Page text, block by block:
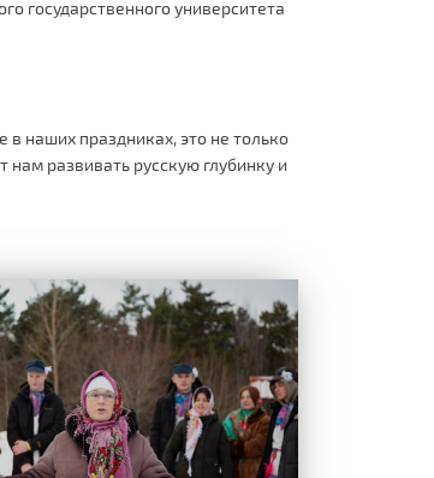
государственного университета
в наших праздниках, это не только
развивать русскую глубинку и